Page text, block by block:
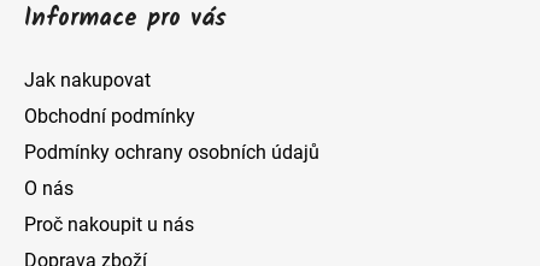
Informace pro vás
Jak nakupovat
Obchodní podmínky
Podmínky ochrany osobních údajů
O nás
Proč nakoupit u nás
Doprava zboží